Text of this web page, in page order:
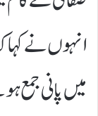
انہوں نے
میں پانی